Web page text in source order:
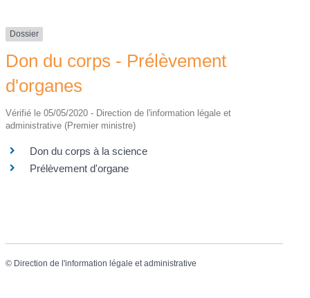
Dossier
Don du corps - Prélèvement
d'organes
Vérifié le 05/05/2020 - Direction de l'information légale et
administrative (Premier ministre)
Don du corps à la science
Prélèvement d'organe
© Direction de l'information légale et administrative